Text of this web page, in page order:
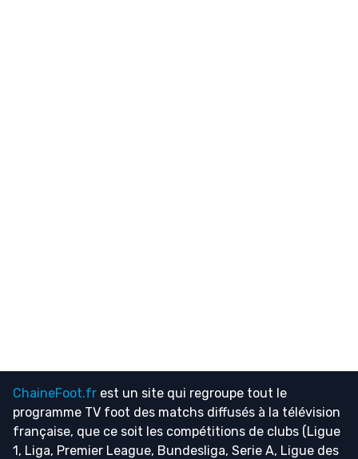
ChaineFoot.fr est un site qui regroupe tout le
programme TV foot des matchs diffusés à la télévision
française, que ce soit les compétitions de clubs (Ligue
1, Liga, Premier League, Bundesliga, Serie A, Ligue des